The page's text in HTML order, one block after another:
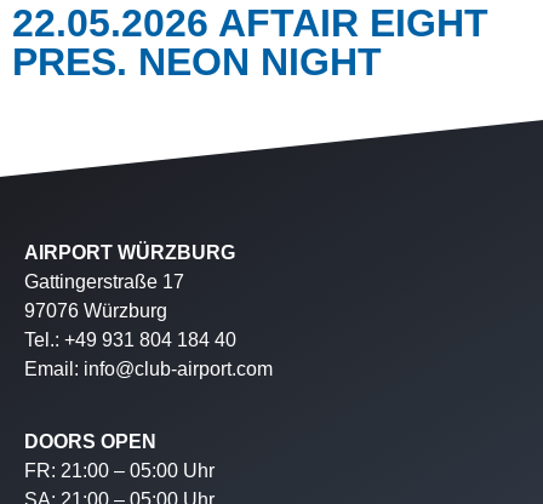
22.05.2026 AFTAIR EIGHT
PRES. NEON NIGHT
AIRPORT WÜRZBURG
Gattingerstraße 17
97076 Würzburg
Tel.: +49 931 804 184 40
Email: info@club-airport.com
DOORS OPEN
FR: 21:00 – 05:00 Uhr
SA: 21:00 – 05:00 Uhr